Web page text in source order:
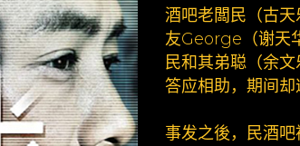
酒吧老闆民（古
友George（谢天­
民和其弟聪（余
答应相助，期间却
事发之後，民酒